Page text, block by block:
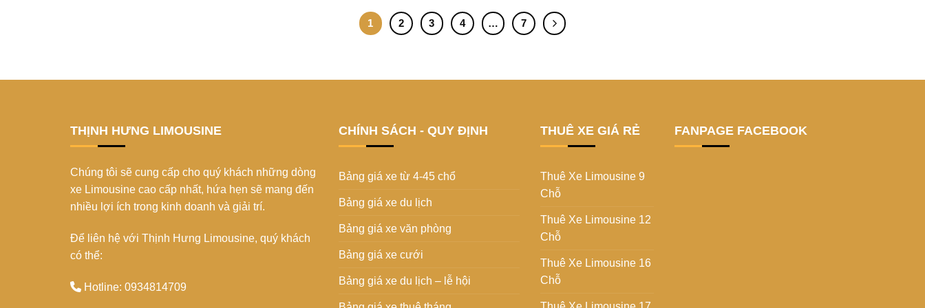
1 2 3 4 … 7
THỊNH HƯNG LIMOUSINE
Chúng tôi sẽ cung cấp cho quý khách những dòng
xe Limousine cao cấp nhất, hứa hẹn sẽ mang đến
nhiều lợi ích trong kinh doanh và giải trí.
Để liên hệ với Thịnh Hưng Limousine, quý khách
có thể:
Hotline: 0934814709
CHÍNH SÁCH - QUY ĐỊNH
Bảng giá xe từ 4-45 chổ
Bảng giá xe du lịch
Bảng giá xe văn phòng
Bảng giá xe cưới
Bảng giá xe du lịch – lễ hội
THUÊ XE GIÁ RẺ
Thuê Xe Limousine 9
Chỗ
Thuê Xe Limousine 12
Chỗ
Thuê Xe Limousine 16
Chỗ
FANPAGE FACEBOOK